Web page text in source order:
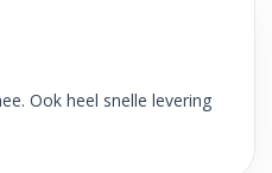
Ook heel snelle levering